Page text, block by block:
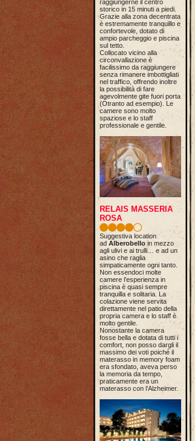
raggiungerne il centro
storico in 15 minuti a piedi.
Grazie alla zona decentrata
è estremamente tranquillo e
confortevole, dotato di
ampio parcheggio e piscina
sul tetto.
Collocato vicino alla
circonvallazione è
facilissimo da raggiungere
senza rimanere imbottigliati
nel traffico, offrendo inoltre
la possibilità di fare
agevolmente gite fuori porta
(Otranto ad esempio). Le
camere sono molto
spaziose e lo staff
professionale e gentile.
RELAIS MASSERIA
ROSA
Suggestiva location
ad Alberobello in mezzo
agli ulivi e ai trulli… e ad un
asino che raglia
simpaticamente ogni tanto.
Non essendoci molte
camere l’esperienza in
piscina è quasi sempre
tranquilla e solitaria. La
colazione viene servita
direttamente nel patio della
propria camera e lo staff è
molto gentile.
Nonostante la camera
fosse bella e dotata di tutti i
comfort, non posso dargli il
massimo dei voti poiché il
materasso in memory foam
era sfondato, aveva perso
la memoria da tempo,
praticamente era un
materasso con l’Alzheimer.